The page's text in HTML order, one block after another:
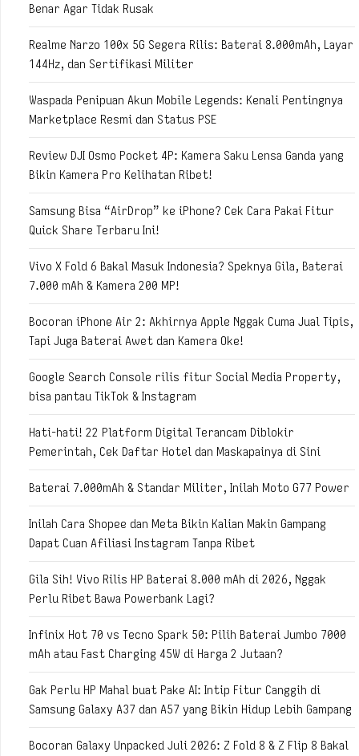
Benar Agar Tidak Rusak
Realme Narzo 100x 5G Segera Rilis: Baterai 8.000mAh, Layar
144Hz, dan Sertifikasi Militer
Waspada Penipuan Akun Mobile Legends: Kenali Pentingnya
Marketplace Resmi dan Status PSE
Review DJI Osmo Pocket 4P: Kamera Saku Lensa Ganda yang
Bikin Kamera Pro Kelihatan Ribet!
Samsung Bisa “AirDrop” ke iPhone? Cek Cara Pakai Fitur
Quick Share Terbaru Ini!
Vivo X Fold 6 Bakal Masuk Indonesia? Speknya Gila, Baterai
7.000 mAh & Kamera 200 MP!
Bocoran iPhone Air 2: Akhirnya Apple Nggak Cuma Jual Tipis,
Tapi Juga Baterai Awet dan Kamera Oke!
Google Search Console rilis fitur Social Media Property,
bisa pantau TikTok & Instagram
Hati-hati! 22 Platform Digital Terancam Diblokir
Pemerintah, Cek Daftar Hotel dan Maskapainya di Sini
Baterai 7.000mAh & Standar Militer, Inilah Moto G77 Power
Inilah Cara Shopee dan Meta Bikin Kalian Makin Gampang
Dapat Cuan Afiliasi Instagram Tanpa Ribet
Gila Sih! Vivo Rilis HP Baterai 8.000 mAh di 2026, Nggak
Perlu Ribet Bawa Powerbank Lagi?
Infinix Hot 70 vs Tecno Spark 50: Pilih Baterai Jumbo 7000
mAh atau Fast Charging 45W di Harga 2 Jutaan?
Gak Perlu HP Mahal buat Pake AI: Intip Fitur Canggih di
Samsung Galaxy A37 dan A57 yang Bikin Hidup Lebih Gampang
Bocoran Galaxy Unpacked Juli 2026: Z Fold 8 & Z Flip 8 Bakal